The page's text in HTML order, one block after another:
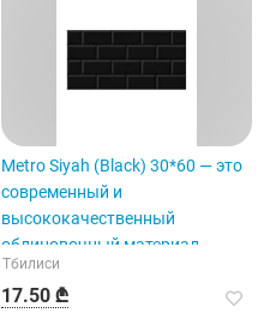
Metro Siyah (Black) 30*60 — это
современный и
высококачественный
облицовочный материал.
Тбилиси
17.50 ₾